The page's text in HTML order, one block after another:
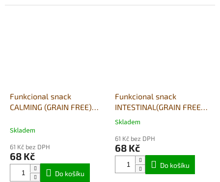
vlk je méně známá ryba žijící v
obsah kolagenu a skvělou chuť,
Funkcional snack
CALMING (GRAIN FREE)
Skladem
61 Kč bez DPH
68 Kč
Do košíku
Funkcional snack
INTESTINAL(GRAIN FREE)
110g
Průměrné
produktu
je
Skladem
61 Kč bez DPH
68 Kč
Do košíku